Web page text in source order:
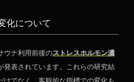
化について
ウナ利用前後のストレスホルモン濃
発表されています。これらの研究結